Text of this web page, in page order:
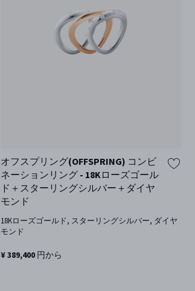
オフスプリング(OFFSPRING) コンビ
ネーションリング - 18Kローズゴール
ド＋スターリングシルバー＋ダイヤ
モンド
18Kローズゴールド, スターリングシルバー, ダイヤ
モンド
¥ 389,400 円から